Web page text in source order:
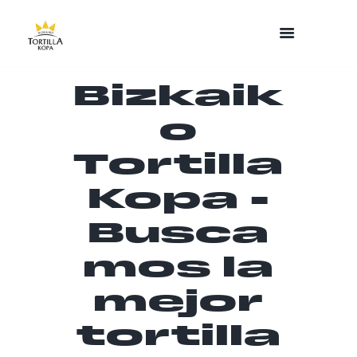
Bizkaik
o
Tortilla
Kopa -
Busca
mos la
mejor
tortilla